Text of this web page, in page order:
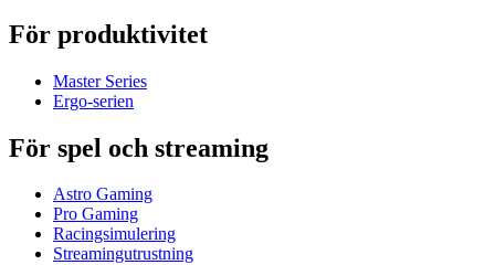
För produktivitet
Master Series
Ergo-serien
För spel och streaming
Astro Gaming
Pro Gaming
Racingsimulering
Streamingutrustning